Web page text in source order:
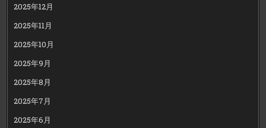
2025年12月
2025年11月
2025年10月
2025年9月
2025年8月
2025年7月
2025年6月